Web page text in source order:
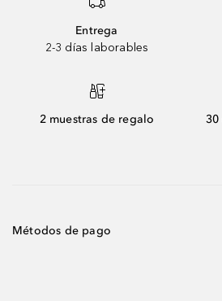
Entrega
2-3 días laborables
2 muestras de regalo 30
Métodos de pago